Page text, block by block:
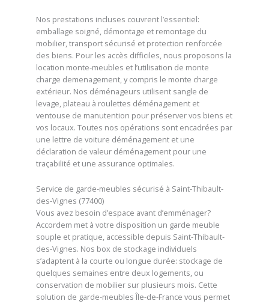
Nos prestations incluses couvrent l’essentiel:
emballage soigné, démontage et remontage du
mobilier, transport sécurisé et protection renforcée
des biens. Pour les accès difficiles, nous proposons la
location monte-meubles et l’utilisation de monte
charge demenagement, y compris le monte charge
extérieur. Nos déménageurs utilisent sangle de
levage, plateau à roulettes déménagement et
ventouse de manutention pour préserver vos biens et
vos locaux. Toutes nos opérations sont encadrées par
une lettre de voiture déménagement et une
déclaration de valeur déménagement pour une
traçabilité et une assurance optimales.
Service de garde-meubles sécurisé à Saint-Thibault-
des-Vignes (77400)
Vous avez besoin d’espace avant d’emménager?
Accordem met à votre disposition un garde meuble
souple et pratique, accessible depuis Saint-Thibault-
des-Vignes. Nos box de stockage individuels
s’adaptent à la courte ou longue durée: stockage de
quelques semaines entre deux logements, ou
conservation de mobilier sur plusieurs mois. Cette
solution de garde-meubles Île-de-France vous permet